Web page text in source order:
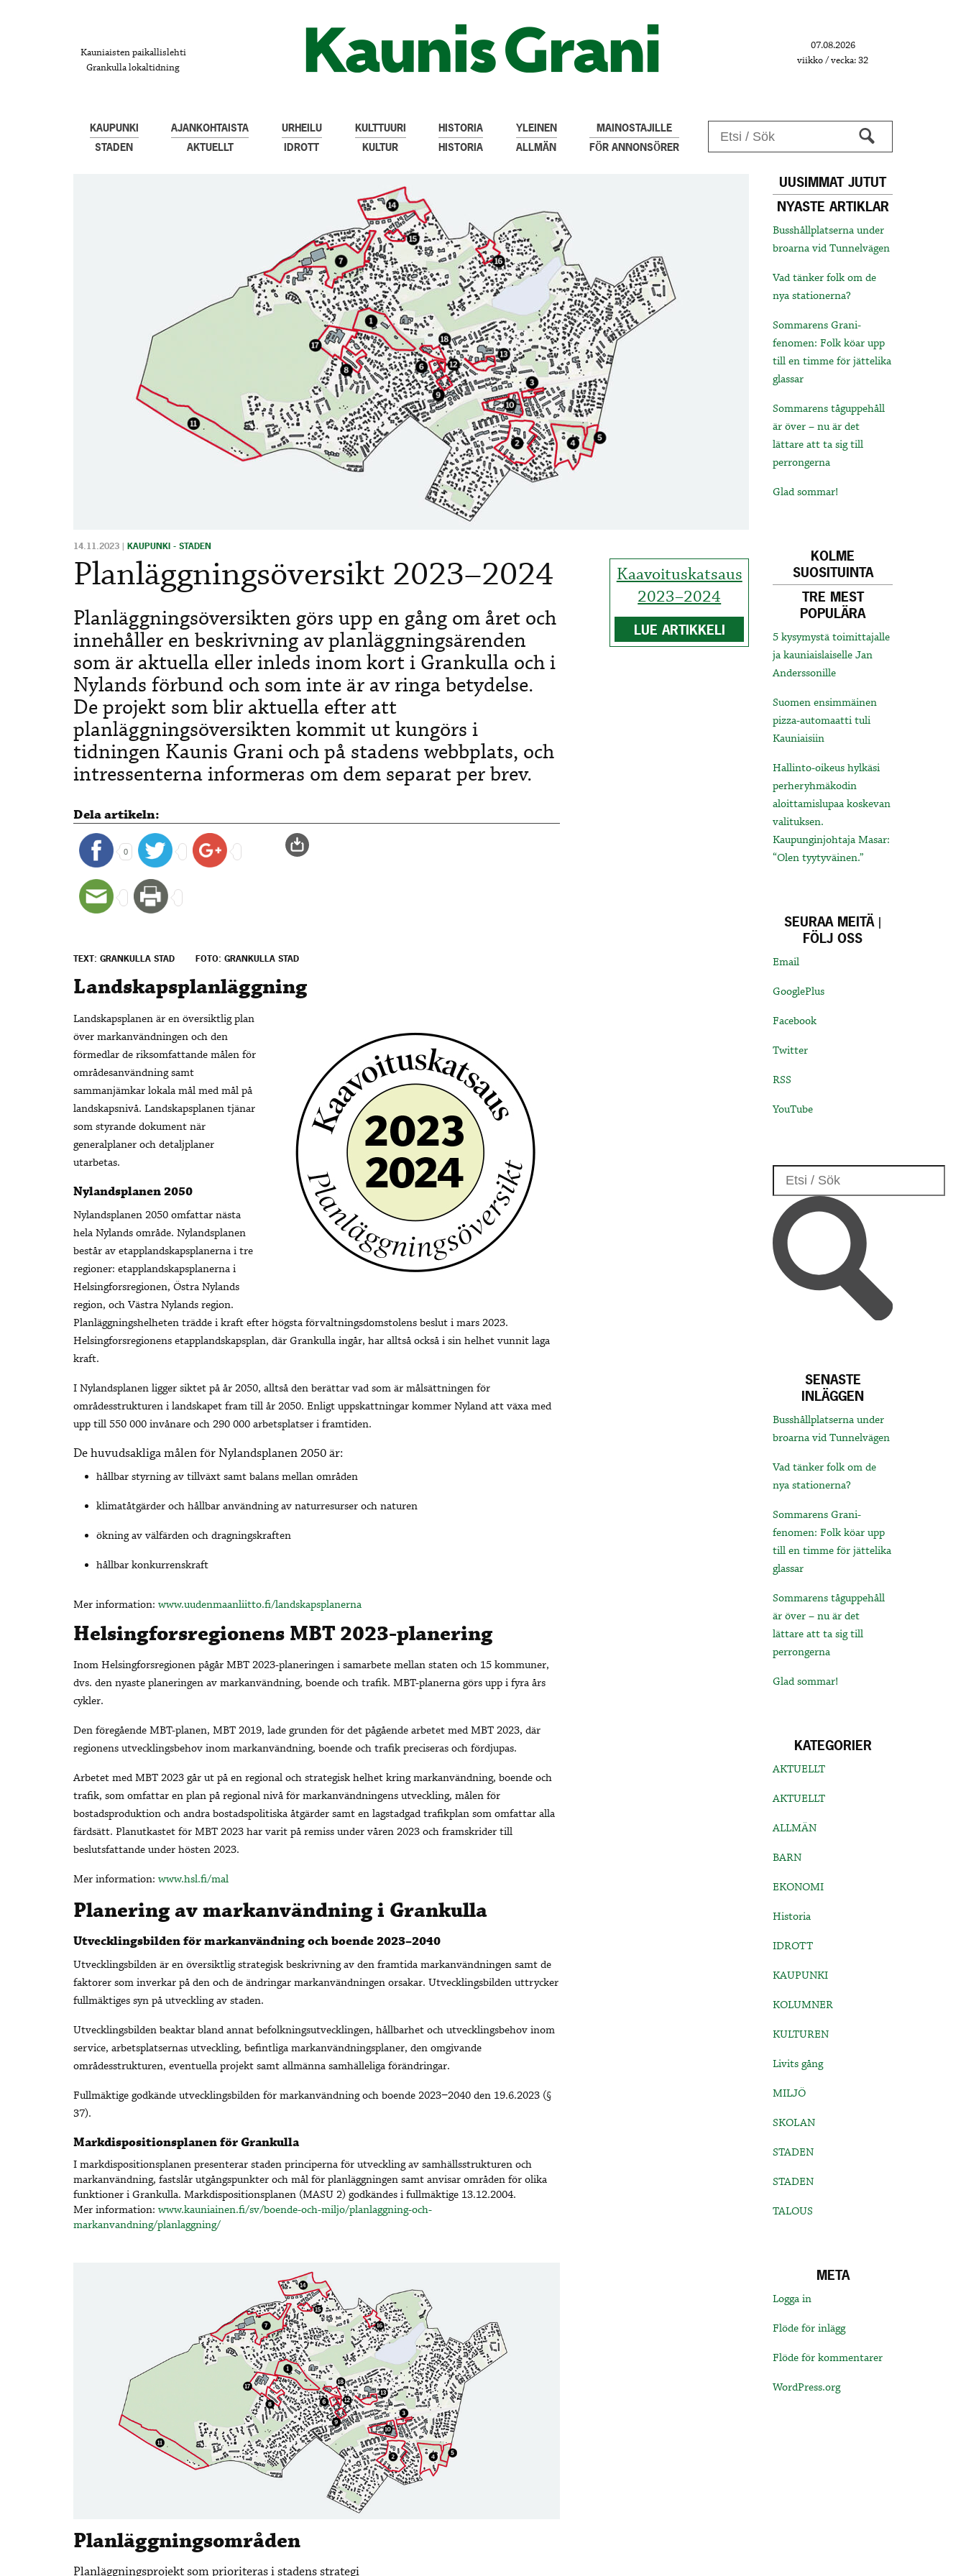
Kauniaisten paikallislehti
Grankulla lokaltidning
07.08.2026
viikko / vecka: 32
KAUPUNKI
STADEN
AJANKOHTAISTA
AKTUELLT
URHEILU
IDROTT
KULTTUURI
KULTUR
HISTORIA
HISTORIA
YLEINEN
ALLMÄN
MAINOSTAJILLE
FÖR ANNONSÖRER
Kaavoituskatsaus
2023–2024
LUE ARTIKKELI
14.11.2023 | KAUPUNKI - STADEN
Planläggningsöversikt 2023–2024
Planläggningsöversikten görs upp en gång om året och
innehåller en beskrivning av planläggningsärenden
som är aktuella eller inleds inom kort i Grankulla och i
Nylands förbund och som inte är av ringa betydelse.
De projekt som blir aktuella efter att
planläggningsöversikten kommit ut kungörs i
tidningen Kaunis Grani och på stadens webbplats, och
intressenterna informeras om dem separat per brev.
Dela artikeln:
0
TEXT: GRANKULLA STAD FOTO: GRANKULLA STAD
Landskapsplanläggning
Landskapsplanen är en översiktlig plan
över markanvändningen och den
förmedlar de riksomfattande målen för
områdesanvändning samt
sammanjämkar lokala mål med mål på
landskapsnivå. Landskapsplanen tjänar
som styrande dokument när
generalplaner och detaljplaner
utarbetas.
Nylandsplanen 2050
Nylandsplanen 2050 omfattar nästa
hela Nylands område. Nylandsplanen
består av etapplandskapsplanerna i tre
regioner: etapplandskapsplanerna i
Helsingforsregionen, Östra Nylands
region, och Västra Nylands region.
Planläggningshelheten trädde i kraft efter högsta förvaltningsdomstolens beslut i mars 2023.
Helsingforsregionens etapplandskapsplan, där Grankulla ingår, har alltså också i sin helhet vunnit laga
kraft.
I Nylandsplanen ligger siktet på år 2050, alltså den berättar vad som är målsättningen för
områdesstrukturen i landskapet fram till år 2050. Enligt uppskattningar kommer Nyland att växa med
upp till 550 000 invånare och 290 000 arbetsplatser i framtiden.
De huvudsakliga målen för Nylandsplanen 2050 är:
hållbar styrning av tillväxt samt balans mellan områden
klimatåtgärder och hållbar användning av naturresurser och naturen
ökning av välfärden och dragningskraften
hållbar konkurrenskraft
Mer information: www.uudenmaanliitto.fi/landskapsplanerna
Helsingforsregionens MBT 2023-planering
Inom Helsingforsregionen pågår MBT 2023-planeringen i samarbete mellan staten och 15 kommuner,
dvs. den nyaste planeringen av markanvändning, boende och trafik. MBT-planerna görs upp i fyra års
cykler.
Den föregående MBT-planen, MBT 2019, lade grunden för det pågående arbetet med MBT 2023, där
regionens utvecklingsbehov inom markanvändning, boende och trafik preciseras och fördjupas.
Arbetet med MBT 2023 går ut på en regional och strategisk helhet kring markanvändning, boende och
trafik, som omfattar en plan på regional nivå för markanvändningens utveckling, målen för
bostadsproduktion och andra bostadspolitiska åtgärder samt en lagstadgad trafikplan som omfattar alla
färdsätt. Planutkastet för MBT 2023 har varit på remiss under våren 2023 och framskrider till
beslutsfattande under hösten 2023.
Mer information: www.hsl.fi/mal
Planering av markanvändning i Grankulla
Utvecklingsbilden för markanvändning och boende 2023–2040
Utvecklingsbilden är en översiktlig strategisk beskrivning av den framtida markanvändningen samt de
faktorer som inverkar på den och de ändringar markanvändningen orsakar. Utvecklingsbilden uttrycker
fullmäktiges syn på utveckling av staden.
Utvecklingsbilden beaktar bland annat befolkningsutvecklingen, hållbarhet och utvecklingsbehov inom
service, arbetsplatsernas utveckling, befintliga markanvändningsplaner, den omgivande
områdesstrukturen, eventuella projekt samt allmänna samhälleliga förändringar.
Fullmäktige godkände utvecklingsbilden för markanvändning och boende 2023−2040 den 19.6.2023 (§
37).
Markdispositionsplanen för Grankulla
I markdispositionsplanen presenterar staden principerna för utveckling av samhällsstrukturen och
markanvändning, fastslår utgångspunkter och mål för planläggningen samt anvisar områden för olika
funktioner i Grankulla. Markdispositionsplanen (MASU 2) godkändes i fullmäktige 13.12.2004.
Mer information: www.kauniainen.fi/sv/boende-och-miljo/planlaggning-och-
markanvandning/planlaggning/
Planläggningsområden
Planläggningsprojekt som prioriteras i stadens strategi
UUSIMMAT JUTUT
NYASTE ARTIKLAR
Busshållplatserna under
broarna vid Tunnelvägen
Vad tänker folk om de
nya stationerna?
Sommarens Grani-
fenomen: Folk köar upp
till en timme för jättelika
glassar
Sommarens tåguppehåll
är över – nu är det
lättare att ta sig till
perrongerna
Glad sommar!
KOLME
SUOSITUINTA
TRE MEST
POPULÄRA
5 kysymystä toimittajalle
ja kauniaislaiselle Jan
Anderssonille
Suomen ensimmäinen
pizza-automaatti tuli
Kauniaisiin
Hallinto-oikeus hylkäsi
perheryhmäkodin
aloittamislupaa koskevan
valituksen.
Kaupunginjohtaja Masar:
“Olen tyytyväinen.”
SEURAA MEITÄ |
FÖLJ OSS
Email
GooglePlus
Facebook
Twitter
RSS
YouTube
SENASTE
INLÄGGEN
Busshållplatserna under
broarna vid Tunnelvägen
Vad tänker folk om de
nya stationerna?
Sommarens Grani-
fenomen: Folk köar upp
till en timme för jättelika
glassar
Sommarens tåguppehåll
är över – nu är det
lättare att ta sig till
perrongerna
Glad sommar!
KATEGORIER
AKTUELLT
AKTUELLT
ALLMÄN
BARN
EKONOMI
Historia
IDROTT
KAUPUNKI
KOLUMNER
KULTUREN
Livits gång
MILJÖ
SKOLAN
STADEN
STADEN
TALOUS
META
Logga in
Flöde för inlägg
Flöde för kommentarer
WordPress.org